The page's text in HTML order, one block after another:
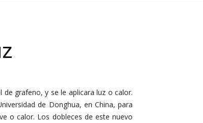
grafeno, y se le aplicara luz o calor.
de Donghua, en China, para
o calor. Los dobleces de este nuevo